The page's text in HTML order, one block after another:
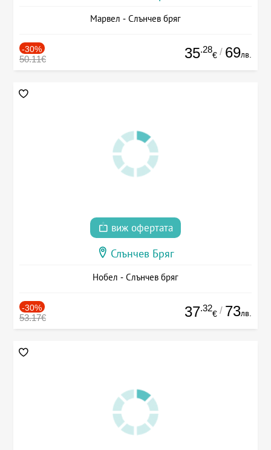
Марвел - Слънчев бряг
-30%
50.11€ 35.28
€ / 69лв.
виж офертата
Слънчев Бряг
Нобел - Слънчев бряг
-30%
53.17€ 37.32
€ / 73лв.